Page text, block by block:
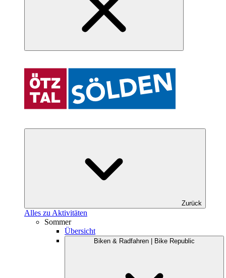
Zurück
Alles zu Aktivitäten
Sommer
Übersicht
Biken & Radfahren | Bike Republic